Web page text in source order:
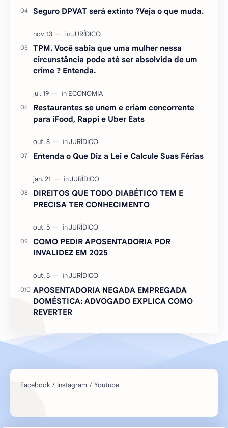
Seguro DPVAT será extinto ?Veja o que muda.
TPM. Você sabia que uma mulher nessa
circunstância pode até ser absolvida de um
crime ? Entenda.
Restaurantes se unem e criam concorrente
para iFood, Rappi e Uber Eats
Entenda o Que Diz a Lei e Calcule Suas Férias
DIREITOS QUE TODO DIABÉTICO TEM E
PRECISA TER CONHECIMENTO
COMO PEDIR APOSENTADORIA POR
INVALIDEZ EM 2025
APOSENTADORIA NEGADA EMPREGADA
DOMÉSTICA: ADVOGADO EXPLICA COMO
REVERTER